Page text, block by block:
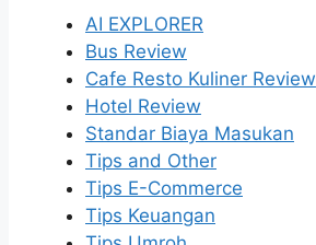
AI EXPLORER
Bus Review
Cafe Resto Kuliner Review
Hotel Review
Standar Biaya Masukan
Tips and Other
Tips E-Commerce
Tips Keuangan